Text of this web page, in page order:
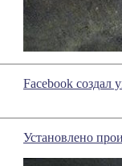
Facebook создал
Установлено